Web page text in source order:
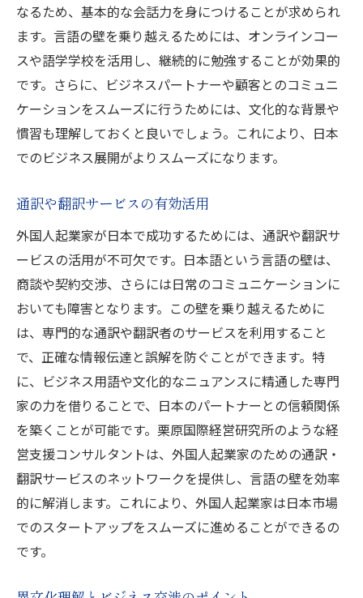
なるため、基本的な会話力を身につけることが求められ
ます。言語の壁を乗り越えるためには、オンラインコー
スや語学学校を活用し、継続的に勉強することが効果的
です。さらに、ビジネスパートナーや顧客とのコミュニ
ケーションをスムーズに行うためには、文化的な背景や
慣習も理解しておくと良いでしょう。これにより、日本
でのビジネス展開がよりスムーズになります。
通訳や翻訳サービスの有効活用
外国人起業家が日本で成功するためには、通訳や翻訳サ
ービスの活用が不可欠です。日本語という言語の壁は、
商談や契約交渉、さらには日常のコミュニケーションに
おいても障害となります。この壁を乗り越えるために
は、専門的な通訳や翻訳者のサービスを利用すること
で、正確な情報伝達と誤解を防ぐことができます。特
に、ビジネス用語や文化的なニュアンスに精通した専門
家の力を借りることで、日本のパートナーとの信頼関係
を築くことが可能です。栗原国際経営研究所のような経
営支援コンサルタントは、外国人起業家のための通訳・
翻訳サービスのネットワークを提供し、言語の壁を効率
的に解消します。これにより、外国人起業家は日本市場
でのスタートアップをスムーズに進めることができるの
です。